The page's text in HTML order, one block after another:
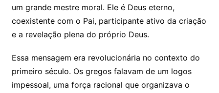
um grande mestre moral. Ele é Deus eterno,
coexistente com o Pai, participante ativo da criação
e a revelação plena do próprio Deus.
Essa mensagem era revolucionária no contexto do
primeiro século. Os gregos falavam de um logos
impessoal, uma força racional que organizava o